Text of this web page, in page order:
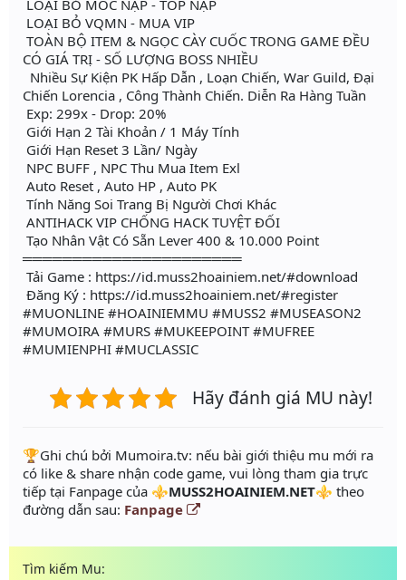
LOẠI BỎ MỐC NẠP - TỐP NẠP
LOẠI BỎ VQMN - MUA VIP
TOÀN BỘ ITEM & NGỌC CÀY CUỐC TRONG GAME ĐỀU
CÓ GIÁ TRỊ - SỐ LƯỢNG BOSS NHIỀU
Nhiều Sự Kiện PK Hấp Dẫn , Loạn Chiến, War Guild, Đại
Chiến Lorencia , Công Thành Chiến. Diễn Ra Hàng Tuần
Exp: 299x - Drop: 20%
Giới Hạn 2 Tài Khoản / 1 Máy Tính
Giới Hạn Reset 3 Lần/ Ngày
NPC BUFF , NPC Thu Mua Item Exl
Auto Reset , Auto HP , Auto PK
Tính Năng Soi Trang Bị Người Chơi Khác
ANTIHACK VIP CHỐNG HACK TUYỆT ĐỐI
Tạo Nhân Vật Có Sẵn Lever 400 & 10.000 Point
══════════════════════
Tải Game : https://id.muss2hoainiem.net/#download
Đăng Ký : https://id.muss2hoainiem.net/#register
#MUONLINE #HOAINIEMMU #MUSS2 #MUSEASON2
#MUMOIRA #MURS #MUKEEPOINT #MUFREE
#MUMIENPHI #MUCLASSIC
Hãy đánh giá MU này!
️🏆Ghi chú bởi Mumoira.tv: nếu bài giới thiệu mu mới ra
có like & share nhận code game, vui lòng tham gia trực
tiếp tại Fanpage của ⚜️MUSS2HOAINIEM.NET⚜ theo
đường dẫn sau: Fanpage
Tìm kiếm Mu: